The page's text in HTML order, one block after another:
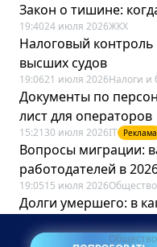
Закон о тишине:
19:4024 июля 2026ЖКХ
Налоговый контроль
высших судов
19:0621 июля 2026Налоги и
Документы по
лист для операторов
15:21 30 июля 2026IT Реклама
Вопросы миграции:
работодателей в
19:0515 июля 2026Общество
Долги умершего: в
когда их можно не
19:43 Общество